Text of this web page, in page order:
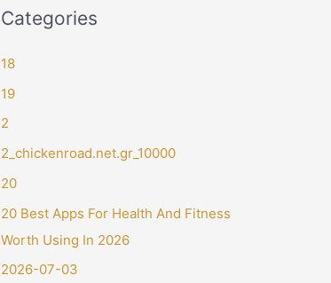
Categories
18
19
2
2_chickenroad.net.gr_10000
20
20 Best Apps For Health And Fitness
Worth Using In 2026
2026-07-03